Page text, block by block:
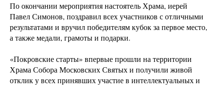
По окончании мероприятия настоятель Храма, иерей
Павел Симонов, поздравил всех участников с отличными
результатами и вручил победителям кубок за первое место,
а также медали, грамоты и подарки.
«Покровские старты» впервые прошли на территории
Храма Собора Московских Святых и получили живой
отклик у всех принявших участие в интеллектуальных и